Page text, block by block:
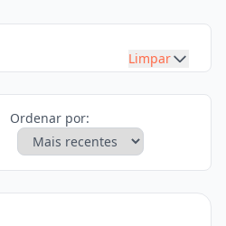
Limpar
Ordenar por: